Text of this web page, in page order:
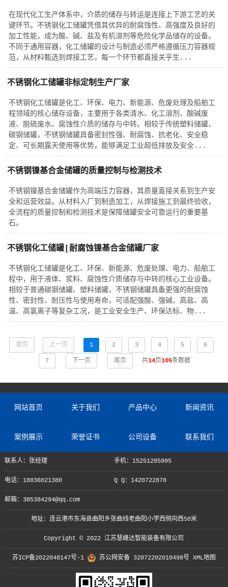
在现代化工生产体系中，介质的储存与转运是连接上下游工艺的关
键环节。不锈钢化工储罐凭借其优异的耐腐蚀性、高强度及良好的
加工性能，成为酸、碱、盐及有机溶剂等危险化学品储存的设备。
不同于通用容器，化工储罐的设计与制造必须严格遵循压力容器规
范，从材料甄选到焊接工艺，每一个环节都直接关乎生...
不锈钢化工储罐非标定制生产厂家
不锈钢化工储罐是化工、环保、电力、新能源、危废处理及船舶工
程领域的核心储存设备，主要用于各类清水、化工溶剂、酸碱废
液、脱硫废水、腐蚀性介质的储存与中转。相较于传统塑料储罐、
碳钢储罐，不锈钢储罐具备密封性强、耐腐蚀、抗老化、安全稳
定、可长期露天使用等优势，能够满足工业超低排放及安全...
不锈钢镍基合金储罐的质量控制与检测技术
不锈钢镍基合金储罐作为高端压力容器，其质量直接关系到生产安
全和运营效益。从材料入厂到制造加工，从焊接施工到最终验收，
全流程的质量控制和检测技术是保障储罐安全可靠运行的重要基
石。
不锈钢化工储罐|耐腐蚀镍基合金储罐厂家
不锈钢化工储罐是化工、环保、新能源、危废处理、电力、船舶工
程中，用于液体、浆料、腐蚀性介质储存与中转的核心工业设备。
相较于普通碳钢储罐、塑料储罐，不锈钢储罐具备更强的耐腐蚀
性、密封性、耐压性与使用寿命，可适配强酸、强碱、高盐、高
温、高氯离子等复杂工况，是工业安全生产、环保达标、物...
首页 上一页 1 2 3 4 5 6
7 下一页 尾页 共14页105条数据
网站首页 关于我们 产品中心 新闻资讯
案例展示 荣誉证书 公司设备 联系我们
联系人：张经理 手机：15251285995
电话：18036021380 Q Q：1420722878
邮箱：385384294@qq.com
地址：连云港市东海县曲阳乡张曲线老曲阳小学西侧向西50米
Copyright © 2022 江苏慧峰达智能装备有限公司
苏ICP备2022048147号-1 苏公网安备 32072202010498号 XML地图